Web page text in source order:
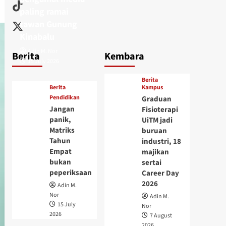
Berita
paling ramai
tawan Gunung
Adin M. Nor
15 July 2026
Berita
Pendidikan
Jangan
panik,
Matriks
Tahun
Empat
bukan
peperiksaan
Adin M.
Nor
15 July
2026
Kembara
Berita
Kampus
Graduan
Fisioterapi
UiTM jadi
buruan
industri, 18
majikan
sertai
Career Day
2026
Adin M.
Nor
7 August